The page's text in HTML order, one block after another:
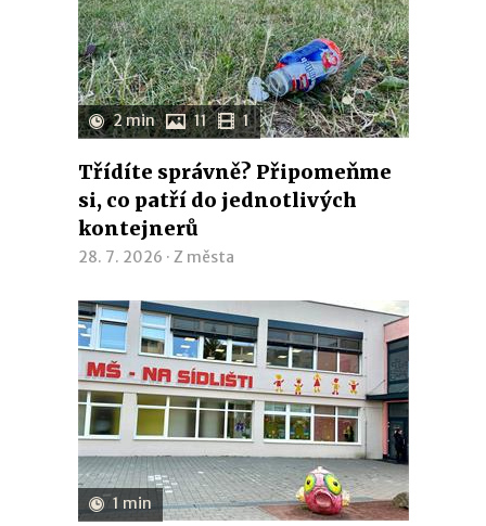
2 min 11 1
Třídíte správně? Připomeňme
si, co patří do jednotlivých
kontejnerů
28. 7. 2026 · Z města
1 min